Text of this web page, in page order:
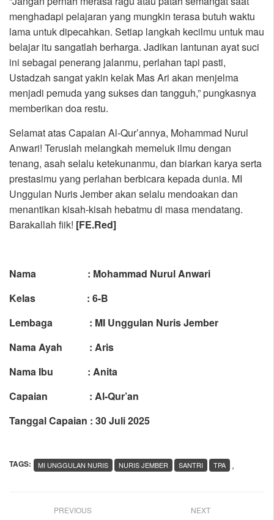
menghadapi pelajaran yang mungkin terasa butuh waktu
lama untuk dipecahkan. Setiap langkah kecilmu untuk mau
belajar itu sangatlah berharga. Jadikan lantunan ayat suci
ini sebagai penerang jalanmu, perlahan tapi pasti,
Ustadzah sangat yakin kelak Mas Ari akan menjelma
menjadi pemuda yang sukses dan tangguh,” pungkasnya
memberikan doa restu.
Selamat atas Capaian Al-Qur’annya, Mohammad Nurul
Anwari! Teruslah melangkah memeluk ilmu dengan
tenang, asah selalu ketekunanmu, dan biarkan karya serta
prestasimu yang perlahan berbicara kepada dunia. MI
Unggulan Nuris Jember akan selalu mendoakan dan
menantikan kisah-kisah hebatmu di masa mendatang.
Barakallah fiik! [FE.Red]
Nama : Mohammad Nurul Anwari
Kelas : 6-B
Lembaga : MI Unggulan Nuris Jember
Nama Ayah : Aris
Nama Ibu : Anita
Capaian : Al-Qur’an
Tanggal Capaian : 30 Juli 2025
TAGS: ,
MI UNGGULAN NURIS NURIS JEMBER SANTRI TPA
PREVIOUS NEXT